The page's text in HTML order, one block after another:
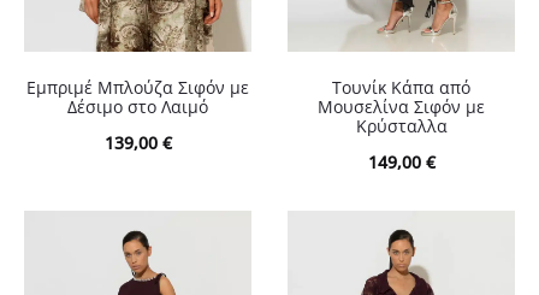
Εμπριμέ Μπλούζα Σιφόν με
Δέσιμο στο Λαιμό
139,00 €
Τουνίκ Κάπα από
Μουσελίνα Σιφόν με
Κρύσταλλα
149,00 €